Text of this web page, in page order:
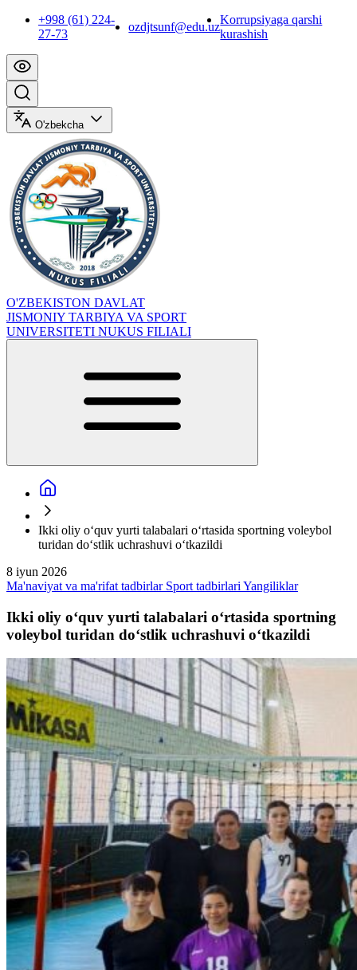
+998 (61) 224-
27-73
ozdjtsunf@edu.uz
Korrupsiyaga qarshi
kurashish
O'zbekcha
O'ZBEKISTON DAVLAT
JISMONIY TARBIYA VA SPORT
UNIVERSITETI NUKUS FILIALI
Ikki oliy o‘quv yurti talabalari o‘rtasida sportning voleybol
turidan do‘stlik uchrashuvi o‘tkazildi
8 iyun 2026
Ma'naviyat va ma'rifat tadbirlar Sport tadbirlari Yangiliklar
Ikki oliy o‘quv yurti talabalari o‘rtasida sportning
voleybol turidan do‘stlik uchrashuvi o‘tkazildi